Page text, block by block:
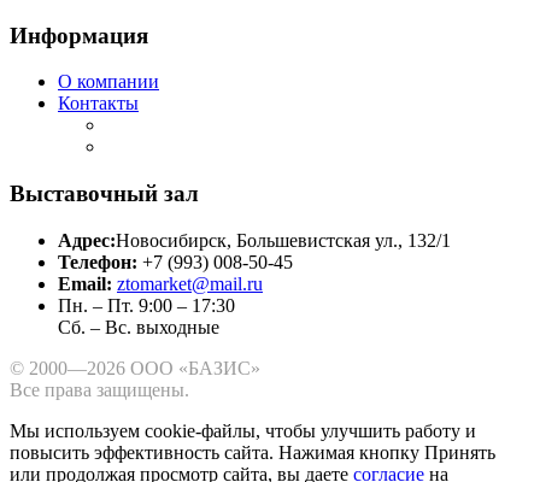
Информация
О компании
Контакты
Выставочный зал
Адрес:Новосибирск, Большевистская ул., 132/1
Телефон: +7 (993) 008-50-45
Email: ztomarket@mail.ru
Пн. – Пт. 9:00 – 17:30
Сб. – Вс. выходные
© 2000—2026 ООО «БАЗИС»
Все права защищены.
Мы используем cookie-файлы, чтобы улучшить работу и
повысить эффективность сайта. Нажимая кнопку Принять
или продолжая просмотр сайта, вы даете согласие на